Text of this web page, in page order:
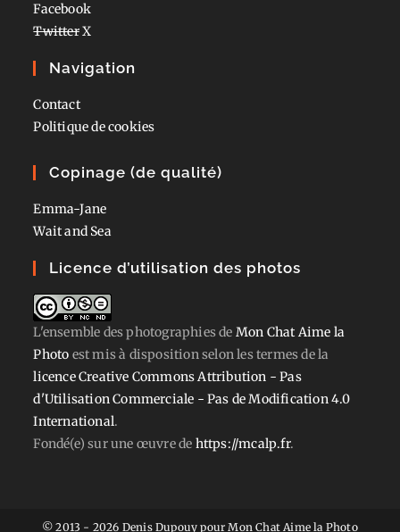
Facebook
TwitterX
Navigation
Contact
Politique de cookies
Copinage (de qualité)
Emma-Jane
Wait and Sea
Licence d’utilisation des photos
L'ensemble des photographiesde Mon Chat Aime la
Photo est mis à disposition selon les termes de la
licence Creative Commons Attribution - Pas
d'Utilisation Commerciale - Pas de Modification 4.0
International.
Fondé(e) sur une œuvre de https://mcalp.fr.
© 2013 - 2026 Denis Dupouy pour Mon Chat Aime la Photo